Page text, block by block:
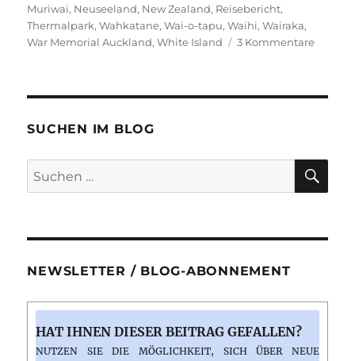
Muriwai, Neuseeland, New Zealand, Reisebericht,
Thermalpark,Wahkatane,Wai-o-tapu,Waihi,Wairaka,
War Memorial Auckland,White Island 3 Kommentarezu
drei:
und
SUCHEN IM BLOG
Suchen
nach:
NEWSLETTER / BLOG-ABONNEMENT
HAT IHNEN DIESER BEITRAG GEFALLEN?
NUTZEN SIE DIE MÖGLICHKEIT, SICH ÜBER NEUE